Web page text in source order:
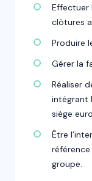
Effectuer
clôtures
Produire
Gérer la
Réaliser
intégrant
siège
Être
groupe.